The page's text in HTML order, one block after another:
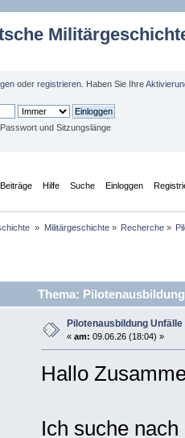
oder registrieren . Haben Sie Ihre
und Sitzungslänge
Hilfe Suche Einloggen
» Militärgeschichte» Recherche»
Thema:
Pilotenausbildung
« am: 09.06.26 (18:04) »
Hallo
Ich suche